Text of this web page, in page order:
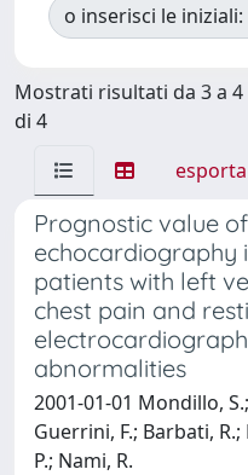
o inserisci le iniziali:
Mostrati risultati da 3 a 4
di 4
Prognostic value
echocardiography
patients with left
chest pain and
abnormalities
2001-01-01 Mondillo,
Guerrini, F.; Barbati,
P.; Nami, R.